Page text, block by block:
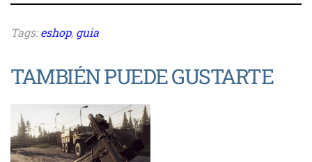
Tags:eshop, guia
TAMBIÉN PUEDE GUSTARTE